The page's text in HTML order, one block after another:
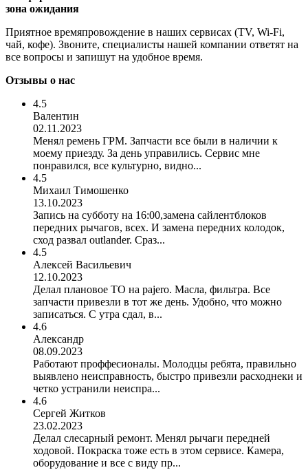
зона ожидания
Приятное времяпровождение в наших сервисах (TV, Wi-Fi,
чай, кофе). Звоните, специалисты нашей компании ответят на
все вопросы и запишут на удобное время.
Отзывы о нас
4.5
Валентин
02.11.2023
Менял ремень ГРМ. Запчасти все были в наличии к
моему приезду. За день управились. Сервис мне
понравился, все культурно, видно...
4.5
Михаил Тимошенко
13.10.2023
Запись на субботу на 16:00,замена сайлентблоков
передних рычагов, всех. И замена передних колодок,
сход развал outlander. Сраз...
4.5
Алексей Васильевич
12.10.2023
Делал плановое ТО на pajero. Масла, фильтра. Все
запчасти привезли в тот же день. Удобно, что можно
записаться. С утра сдал, в...
4.6
Александр
08.09.2023
Работают проффесионалы. Молодцы ребята, правильно
выявлено неисправность, быстро привезли расходнеки и
четко устранили неиспра...
4.6
Сергей Житков
23.02.2023
Делал слесарный ремонт. Менял рычаги передней
ходовой. Покраска тоже есть в этом сервисе. Камера,
оборудование и все с виду пр...